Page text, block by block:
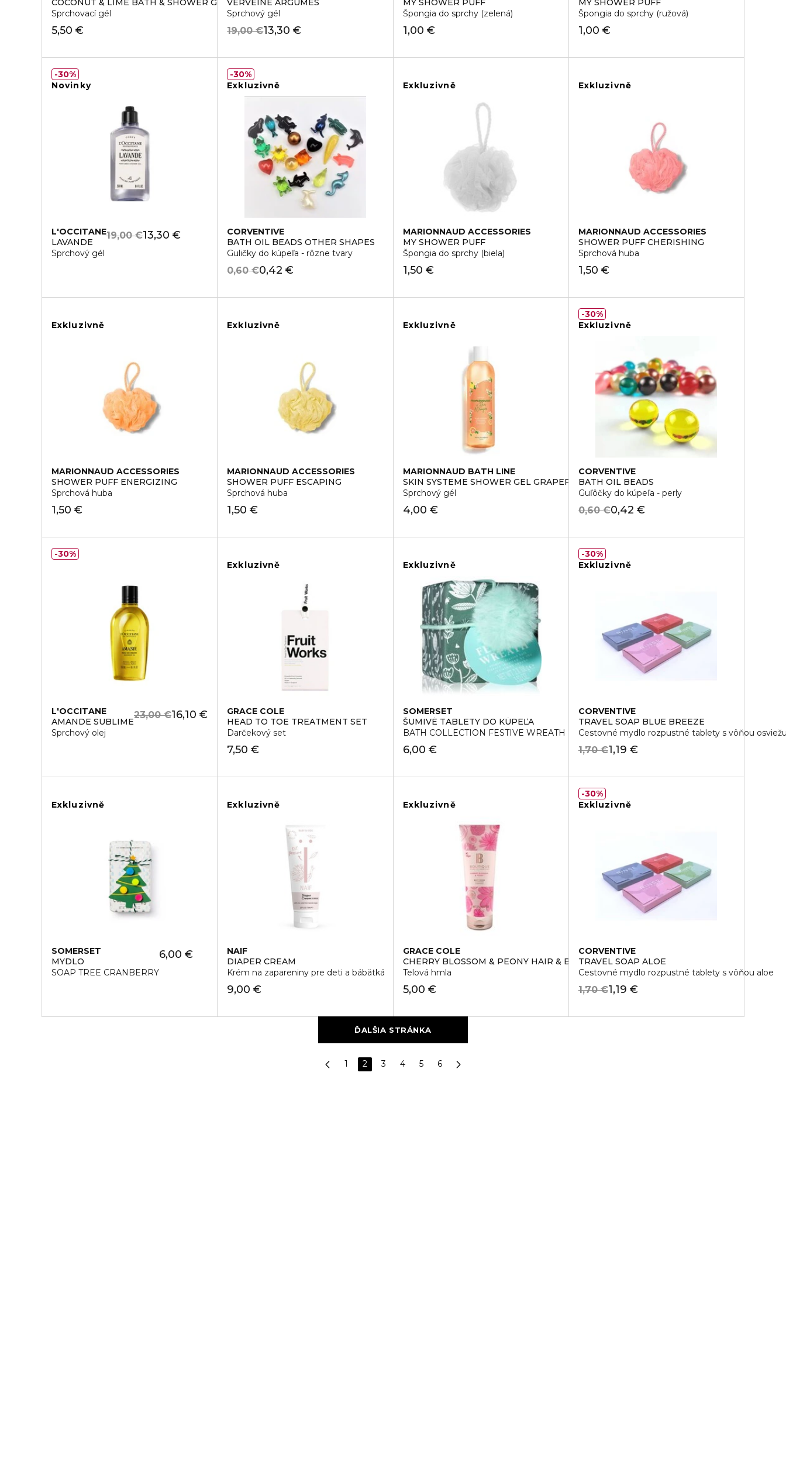
Sprchovací gél
5,50 €
Sprchový gél
13,30 €
19,00 €
Špongia do sprchy (zelená)
1,00 €
Špongia do sprchy (ružová)
1,00 €
Novinky
L'OCCITANE
LAVANDE
Sprchový gél
13,30 €
19,00 €
30%
Exkluzivně
CORVENTIVE
BATH OIL BEADS OTHER SHAPES
Guličky do kúpeľa - rôzne tvary
0,42 €
0,60 €
30%
Exkluzivně
MARIONNAUD ACCESSORIES
MY SHOWER PUFF
Špongia do sprchy (biela)
1,50 €
Exkluzivně
MARIONNAUD ACCESSORIES
SHOWER PUFF CHERISHING
Sprchová huba
1,50 €
Exkluzivně
MARIONNAUD ACCESSORIES
SHOWER PUFF ENERGIZING
Sprchová huba
1,50 €
Exkluzivně
MARIONNAUD ACCESSORIES
SHOWER PUFF ESCAPING
Sprchová huba
1,50 €
Exkluzivně
MARIONNAUD BATH LINE
SKIN SYSTEME SHOWER GEL GRAPEFRUIT ORANGE
Sprchový gél
4,00 €
Exkluzivně
CORVENTIVE
BATH OIL BEADS
Guľôčky do kúpeľa - perly
0,42 €
0,60 €
30%
L'OCCITANE
AMANDE SUBLIME
Sprchový olej
16,10 €
23,00 €
30%
Exkluzivně
GRACE COLE
HEAD TO TOE TREATMENT SET
Darčekový set
7,50 €
Exkluzivně
SOMERSET
ŠUMIVÉ TABLETY DO KÚPEĽA
BATH COLLECTION FESTIVE WREATH
6,00 €
Exkluzivně
CORVENTIVE
TRAVEL SOAP BLUE BREEZE
Cestovné mydlo rozpustné tablety s vôňou
1,19 €
1,70 €
30%
Exkluzivně
SOMERSET
MYDLO
SOAP TREE CRANBERRY
6,00 €
Exkluzivně
NAIF
DIAPER CREAM
Krém na zapareniny pre deti a bábätká
9,00 €
Exkluzivně
GRACE COLE
CHERRY BLOSSOM & PEONY HAIR & BODY MIST
Telová hmla
5,00 €
Exkluzivně
CORVENTIVE
TRAVEL SOAP ALOE
Cestovné mydlo rozpustné tablety s vôňou aloe
1,19 €
1,70 €
30%
ĎALŠIA STRÁNKA
1 2 3 4 5 6